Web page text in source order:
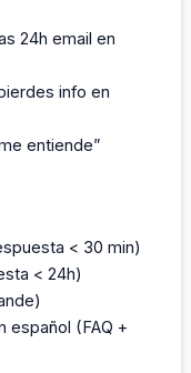
24h email en
info en
entiende”
< 30 min)
< 24h)
español (FAQ +